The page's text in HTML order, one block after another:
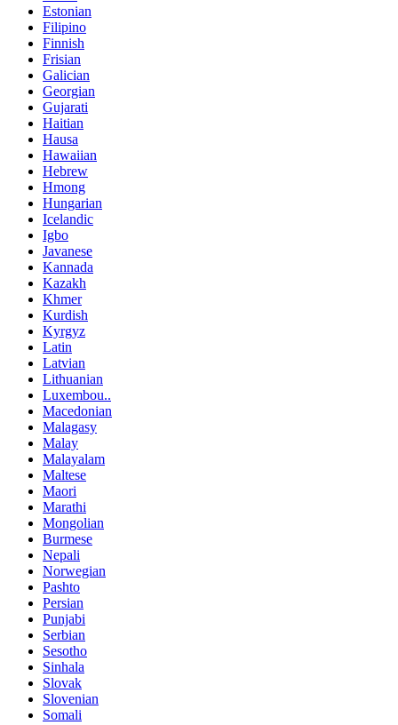
Estonian
Filipino
Finnish
Frisian
Galician
Georgian
Gujarati
Haitian
Hausa
Hawaiian
Hebrew
Hmong
Hungarian
Icelandic
Igbo
Javanese
Kannada
Kazakh
Khmer
Kurdish
Kyrgyz
Latin
Latvian
Lithuanian
Luxembou..
Macedonian
Malagasy
Malay
Malayalam
Maltese
Maori
Marathi
Mongolian
Burmese
Nepali
Norwegian
Pashto
Persian
Punjabi
Serbian
Sesotho
Sinhala
Slovak
Slovenian
Somali